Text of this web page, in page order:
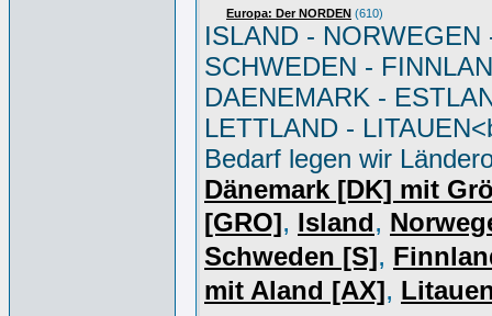
Europa: Der NORDEN (610)
ISLAND - NORWEGEN
SCHWEDEN -
DAENEMARK -
LETTLAND -
Bedarf legen wir
Dänemark [DK] mit
[GRO], Island,
Schweden [S],
mit Aland [AX],